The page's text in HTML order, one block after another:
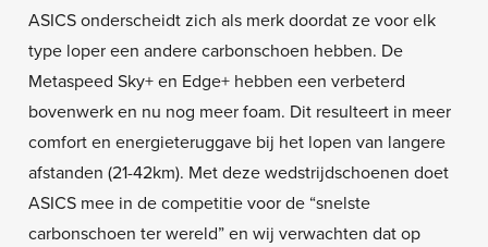
ASICS onderscheidt zich als merk doordat ze voor elk
type loper een andere carbonschoen hebben. De
Metaspeed Sky+ en Edge+ hebben een verbeterd
bovenwerk en nu nog meer foam. Dit resulteert in meer
comfort en energieteruggave bij het lopen van langere
afstanden (21-42km). Met deze wedstrijdschoenen doet
ASICS mee in de competitie voor de “snelste
carbonschoen ter wereld” en wij verwachten dat op